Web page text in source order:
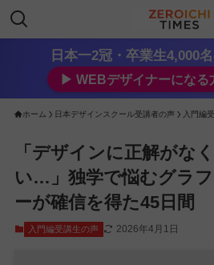
日本一2冠・卒業生4,000
▶︎ WEBデザイナーになる
ホーム 日本デザインスクール受講者の声 入門編
「デザインに正解がな
い…」独学で悩むグラ
ーが確信を得た45日間
入門編受講生の声 2026年4月1日